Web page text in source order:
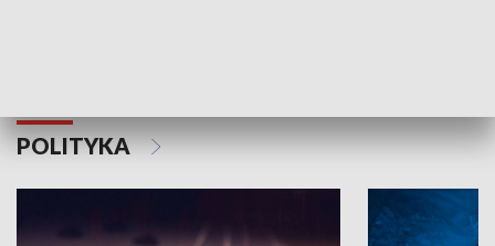
POLITYKA